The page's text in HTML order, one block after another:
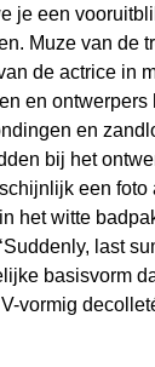
je een
Muze van de
de actrice in
en ontwerpers
en
bij het
een foto
het witte
last
basisvorm
vormig